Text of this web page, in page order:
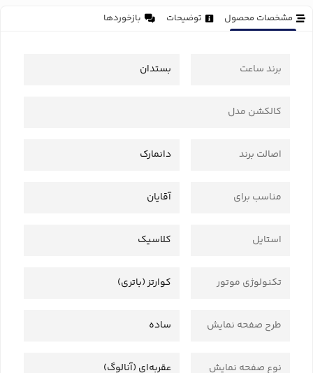
مشخصات محصول توضیحات بازخوردها
برند ساعت بستدان
کالکشن مدل
اصالت برند دانمارک
مناسب برای آقایان
استایل کلاسیک
تکنولوژی موتور کوارتز (باتری)
طرح صفحه نمایش ساده
نوع صفحه نمایش عقربه‌ای (آنالوگ)